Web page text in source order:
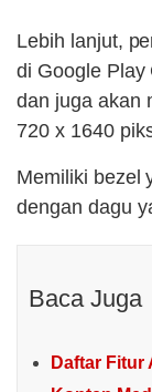
Lebih lanjut,
di Google Play
dan juga akan
720 x 1640
Memiliki bezel
dengan dagu
Baca Juga
Daftar Fitur